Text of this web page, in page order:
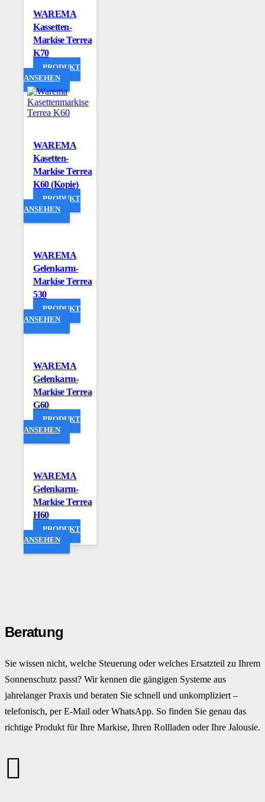
WAREMA
Kassetten-
Markise Terrea
K70
PRODUKT
ANSEHEN
WAREMA
Kasetten-
Markise Terrea
K60 (Kopie)
PRODUKT
ANSEHEN
WAREMA
Gelenkarm-
Markise Terrea
530
PRODUKT
ANSEHEN
WAREMA
Gelenkarm-
Markise Terrea
G60
PRODUKT
ANSEHEN
WAREMA
Gelenkarm-
Markise Terrea
H60
PRODUKT
ANSEHEN
Beratung
Sie wissen nicht, welche Steuerung oder welches Ersatzteil zu Ihrem
Sonnenschutz passt? Wir kennen die gängigen Systeme aus
jahrelanger Praxis und beraten Sie schnell und unkompliziert –
telefonisch, per E-Mail oder WhatsApp. So finden Sie genau das
richtige Produkt für Ihre Markise, Ihren Rollladen oder Ihre Jalousie.